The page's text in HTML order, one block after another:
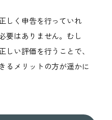
しく申告を行っていれ
要はありません。むし
い評価を行うことで、
るメリットの方が遥かに